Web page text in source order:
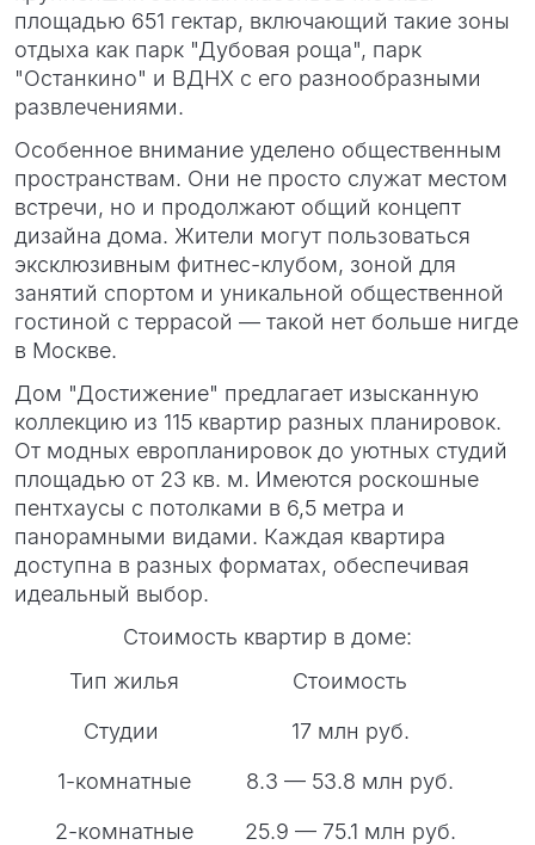
площадью 651 гектар, включающий такие зоны
отдыха как парк "Дубовая роща", парк
"Останкино" и ВДНХ с его разнообразными
развлечениями.
Особенное внимание уделено общественным
пространствам. Они не просто служат местом
встречи, но и продолжают общий концепт
дизайна дома. Жители могут пользоваться
эксклюзивным фитнес-клубом, зоной для
занятий спортом и уникальной общественной
гостиной с террасой — такой нет больше нигде
в Москве.
Дом "Достижение" предлагает изысканную
коллекцию из 115 квартир разных планировок.
От модных европланировок до уютных студий
площадью от 23 кв. м. Имеются роскошные
пентхаусы с потолками в 6,5 метра и
панорамными видами. Каждая квартира
доступна в разных форматах, обеспечивая
идеальный выбор.
Стоимость квартир в доме:
Тип жилья
Стоимость
Студии
17 млн руб.
1-комнатные
8.3 — 53.8 млн руб.
2-комнатные
25.9 — 75.1 млн руб.